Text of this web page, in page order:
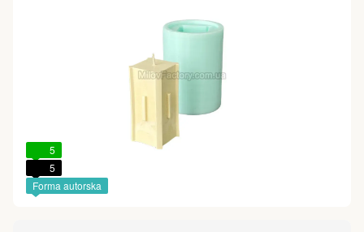
5
5
Forma autorska